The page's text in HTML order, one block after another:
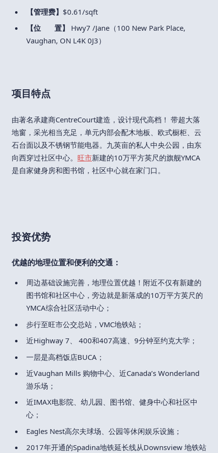
【管理费】 $0.61/sqft
【位 置】
Hwy7 /Jane（100 New Park Place,
Vaughan, ON L4K 0J3）
项目特点
由著名承建商CentreCourt建造，设计现代高档！ 带超大落
地窗，采光相当充足，单元内部会配木地板、欧式橱柜、云
石台面以及不锈钢节能电器。九英亩的私人中央公园，由东
向西穿过社区中心。 旺市新建的10万平方英尺的旗舰YMCA
是自家健身房和图书馆，社区中心就在家门口。
投资优势
优越的地理位置和便利的交通：
周边基础设施完善，地理位置优越！附近不仅有新建的
图书馆和社区中心，旁边就是新落成的10万平方英尺的
YMCA综合社区活动中心；
步行至旺市公交总站，VMC地铁站；
近Highway 7、 400和407高速、9分钟至约克大学；
一层是高档饭店BUCA；
近Vaughan Mills 购物中心、近Canada’s Wonderland
游乐场；
近IMAX电影院、幼儿园、图书馆、健身中心和社区中
心；
Eagles Nest高尔夫球场、公园等休闲娱乐设施；
2017年开通的Spadina地铁延长线从Downsview 地铁站